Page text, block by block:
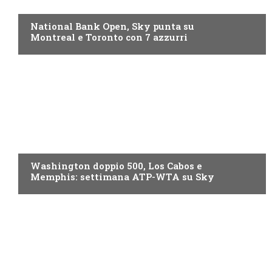
National Bank Open, Sky punta su
Montreal e Toronto con 7 azzurri
Washington doppio 500, Los Cabos e
Memphis: settimana ATP-WTA su Sky